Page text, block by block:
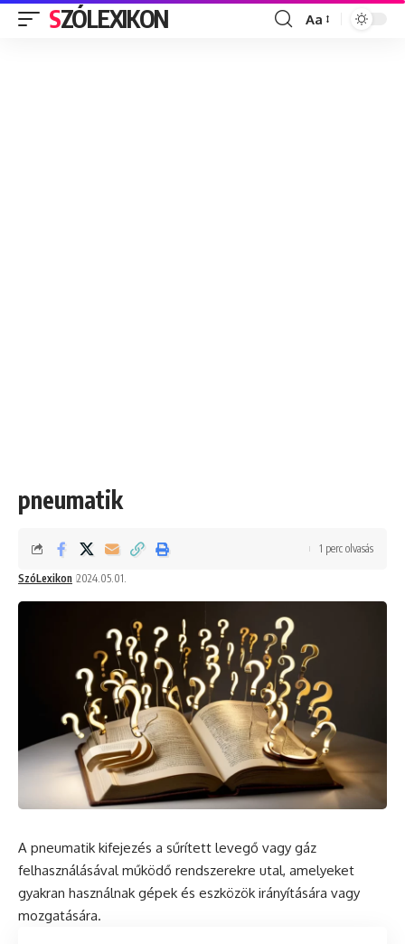
SZÓLEXIKON
Font
Aa
pneumatik
SzóLexikon 2024.05.01.
1 perc olvasás
A pneumatik kifejezés a sűrített levegő vagy gáz
felhasználásával működő rendszerekre utal, amelyeket
gyakran használnak gépek és eszközök irányítására vagy
mozgatására.